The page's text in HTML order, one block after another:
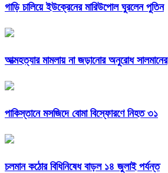
গাড়ি চালিয়ে ইউক্রেনের মারিউপোল ঘুরলেন পুতিন
আত্মহত্যার মামলায় না জড়ানোর অনুরোধ সালমানের
পাকিস্তানে মসজিদে বোমা বিস্ফোরণে নিহত ৩১
চলমান কঠোর বিধিনিষেধ বাড়ল ১৪ জুলাই পর্যন্ত